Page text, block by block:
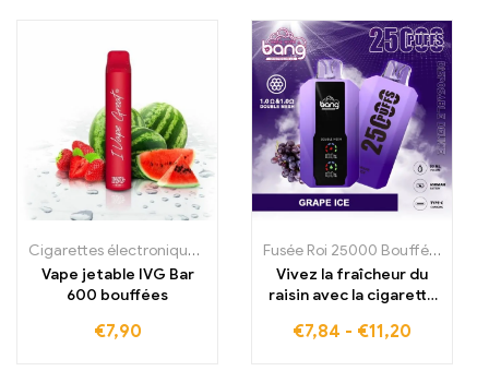
Cigarettes électroniques jetables ,Cigarettes électroniques
Vape jetable IVG Bar
600 bouffées
€7,90
Fusée Roi 25000 Bouffées
Vivez la fraîcheur du
raisin avec la cigarette
KING 25000 bouffées
€7,84 - €11,20